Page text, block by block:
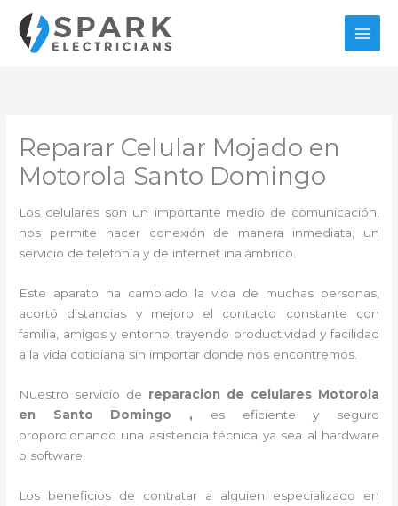
contenido
Reparar Celular Mojado en
Motorola Santo Domingo
Los celulares son un importante medio de comunicación,
nos permite hacer conexión de manera inmediata, un
servicio de telefonía y de internet inalámbrico.
Este aparato ha cambiado la vida de muchas personas,
acortó distancias y mejoro el contacto constante con
familia, amigos y entorno, trayendo productividad y facilidad
a la vida cotidiana sin importar donde nos encontremos.
Nuestro servicio de reparacion de celulares Motorola
en Santo Domingo , es eficiente y seguro
proporcionando una asistencia técnica ya sea al hardware
o software.
Los beneficios de contratar a alguien especializado en